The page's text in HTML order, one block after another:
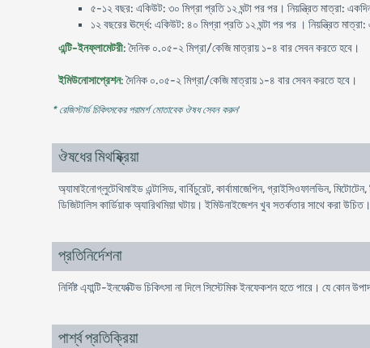
৫-১২ বছর: একিউট: ৩০ মিগ্রা প্রতি ১২ ঘন্টা পর পর। নিয়ন্ত্রিত মাত্রা:
১২ বছরের ঊর্দ্ধে: একিউট: ৪০ মিগ্রা প্রতি ১২ ঘন্টা পর পর । নিয়ন্ত্রিত
এন্টি-ইনফ্লামেটরী: দৈনিক ০.০৫-২ মিগ্রা/কেজি মাত্রায় ১-৪ বার সেবন করতে হবে।
ইমিউনোসাপ্রেশন: দৈনিক ০.০৫-২ মিগ্রা/কেজি মাত্রায় ১-৪ বার সেবন করতে হবে।
* রেজিস্টার্ড চিকিৎসকের পরামর্শ মোতাবেক ঔষধ সেবন করুন'
ঔষধের মিথষ্ক্রিয়া
অ্যামাইনোগ্লুটেথিমাইড এন্টাসিড, বার্বিচুরেট, কার্বামাজেপিন, গ্রাইসিওফালভিন,
ডিজিটালিস কার্ডিয়াক অ্যারিথমিয়া ঘটায়। ইমিউনাইজেশন খুব সতর্কতার সাথে করা উচিত।
প্রতিনির্দেশনা
নির্দিষ্ট এ্যান্টি-ইনফেক্টিভ চিকিৎসা না দিলে সিস্টেমিক ইনফেকশন হতে পারে। যে কোন
পার্শ্ব প্রতিক্রিয়া